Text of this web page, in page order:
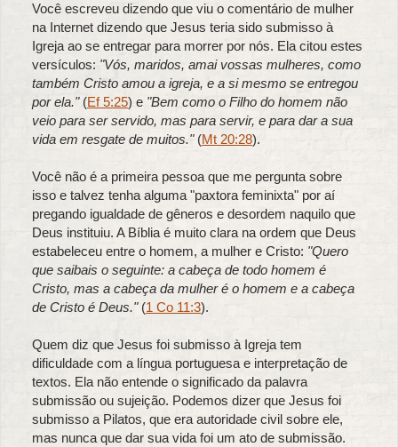
Você escreveu dizendo que viu o comentário de mulher
na Internet dizendo que Jesus teria sido submisso à
Igreja ao se entregar para morrer por nós. Ela citou estes
versículos: "Vós, maridos, amai vossas mulheres, como
também Cristo amou a igreja, e a si mesmo se entregou
por ela." (Ef 5:25) e "Bem como o Filho do homem não
veio para ser servido, mas para servir, e para dar a sua
vida em resgate de muitos."(Mt 20:28).
Você não é a primeira pessoa que me pergunta sobre
isso e talvez tenha alguma "paxtora feminixta" por aí
pregando igualdade de gêneros e desordem naquilo que
Deus instituiu. A Bíblia é muito clara na ordem que Deus
estabeleceu entre o homem, a mulher e Cristo: "Quero
que saibais o seguinte: a cabeça de todo homem é
Cristo, mas a cabeça da mulher é o homem e a cabeça
de Cristo é Deus."(1 Co 11:3).
Quem diz que Jesus foi submisso à Igreja tem
dificuldade com a língua portuguesa e interpretação de
textos. Ela não entende o significado da palavra
submissão ou sujeição. Podemos dizer que Jesus foi
submisso a Pilatos, que era autoridade civil sobre ele,
mas nunca que dar sua vida foi um ato de submissão.